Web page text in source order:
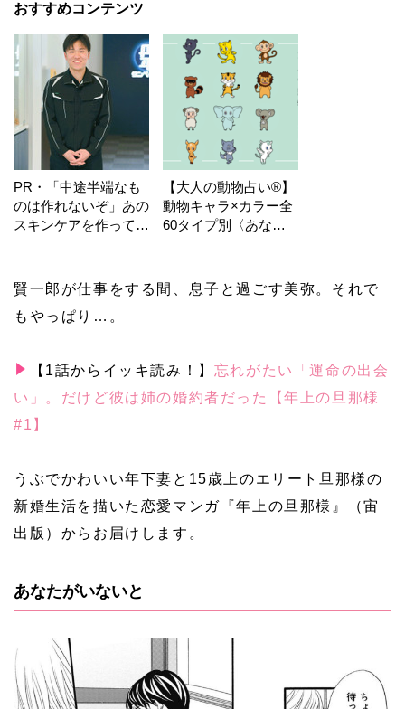
おすすめコンテンツ
PR・「中途半端なも
のは作れないぞ」あの
スキンケアを作ってい
【大人の動物占い®】
動物キャラ×カラー全
60タイプ別〈あなた
賢一郎が仕事をする間、息子と過ごす美弥。それで
もやっぱり…。
【1話からイッキ読み！】 忘れがたい「運命の出会
い」。だけど彼は姉の婚約者だった【年上の旦那様
#1】
うぶでかわいい年下妻と15歳上のエリート旦那様の
新婚生活を描いた恋愛マンガ『年上の旦那様』（宙
出版）からお届けします。
あなたがいないと